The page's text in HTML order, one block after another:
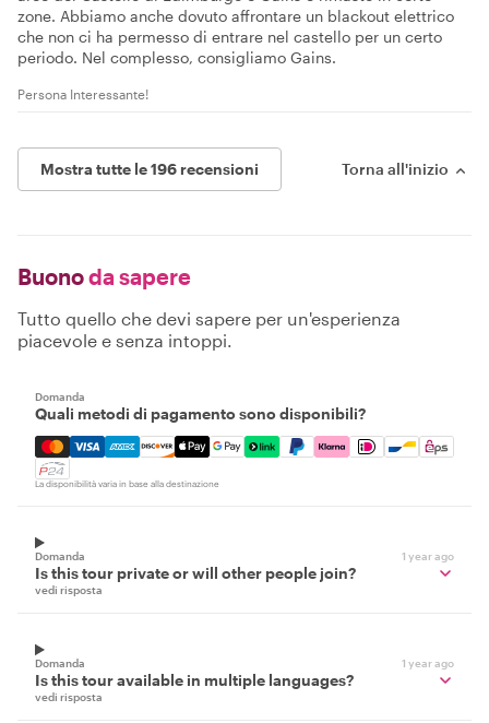
zone. Abbiamo anche dovuto affrontare un blackout elettrico
che non ci ha permesso di entrare nel castello per un certo
periodo. Nel complesso, consigliamo Gains.
Persona Interessante!
Mostra tutte le 196 recensioni Torna all'inizio
Buonoda sapere
Tutto quello che devi sapere per un'esperienza
piacevole e senza intoppi.
Domanda
Quali metodi di pagamento sono disponibili?
Mastercard, Visa, Amex, Discover, Apple Pay, Google
La disponibilità varia in base alla destinazione
Domanda 1 year ago
Is this tour private or will other people join?
vedi risposta
Domanda 1 year ago
Is this tour available in multiple languages?
vedi risposta